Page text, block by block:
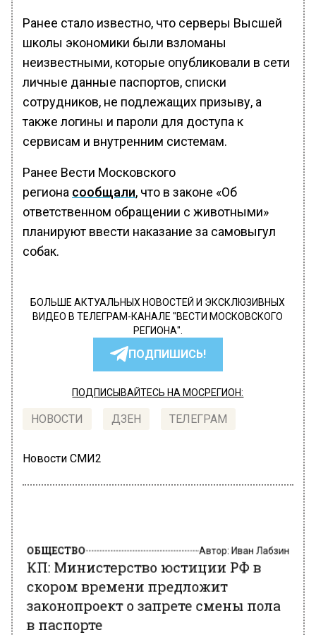
Ранее стало известно, что серверы Высшей
школы экономики были взломаны
неизвестными, которые опубликовали в сети
личные данные паспортов, списки
сотрудников, не подлежащих призыву, а
также логины и пароли для доступа к
сервисам и внутренним системам.
Ранее Вести Московского
региона сообщали, что в законе «Об
ответственном обращении с животными»
планируют ввести наказание за самовыгул
собак.
БОЛЬШЕ АКТУАЛЬНЫХ НОВОСТЕЙ И ЭКСКЛЮЗИВНЫХ
ВИДЕО В ТЕЛЕГРАМ-КАНАЛЕ "ВЕСТИ МОСКОВСКОГО
РЕГИОНА".
ПОДПИШИСЬ!
ПОДПИСЫВАЙТЕСЬ НА МОСРЕГИОН:
НОВОСТИ ДЗЕН ТЕЛЕГРАМ
Новости СМИ2
КП: Министерство юстиции РФ в
скором времени предложит
законопроект о запрете смены пола
в паспорте